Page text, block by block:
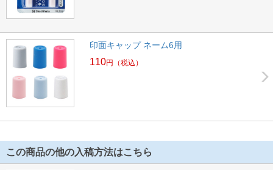
印面キャップ ネーム6用
110円 （税込）
この商品の他の入稿方法はこちら